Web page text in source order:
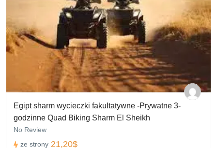
Egipt sharm wycieczki fakultatywne -Prywatne 3-
godzinne Quad Biking Sharm El Sheikh
No Review
ze strony 21,20$